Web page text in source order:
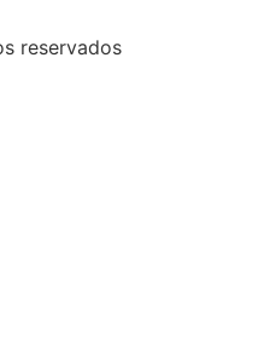
reservados